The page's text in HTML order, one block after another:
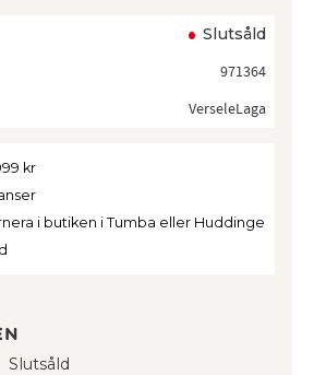
Slutsåld
971364
VerseleLaga
kr
i butiken i Tumba eller Huddinge
Slutsåld